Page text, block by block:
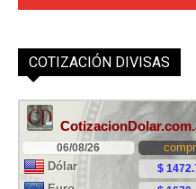
COTIZACIÓN DIVISAS